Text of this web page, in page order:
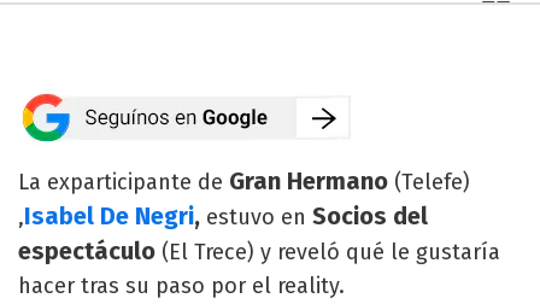
La exparticipante de Gran Hermano (Telefe)
,Isabel De Negri, estuvo en Socios del
espectáculo (El Trece) y reveló qué le gustaría
hacer tras su paso por el reality.